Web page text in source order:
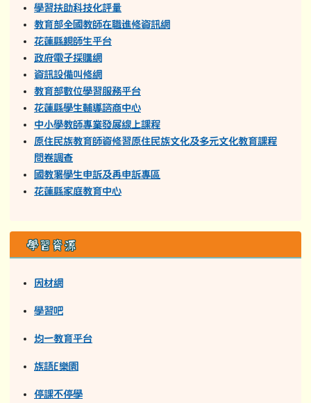
學習扶助科技化評量
教育部全國教師在職進修資訊網
花蓮縣親師生平台
政府電子採購網
資訊設備叫修網
教育部數位學習服務平台
花蓮縣學生輔導諮商中心
中小學教師專業發展線上課程
原住民族教育師資修習原住民族文化及多元文化教育課程
問卷調查
國教署學生申訴及再申訴專區
花蓮縣家庭教育中心
學習資源
因材網
學習吧
均一教育平台
族語E樂園
停課不停學